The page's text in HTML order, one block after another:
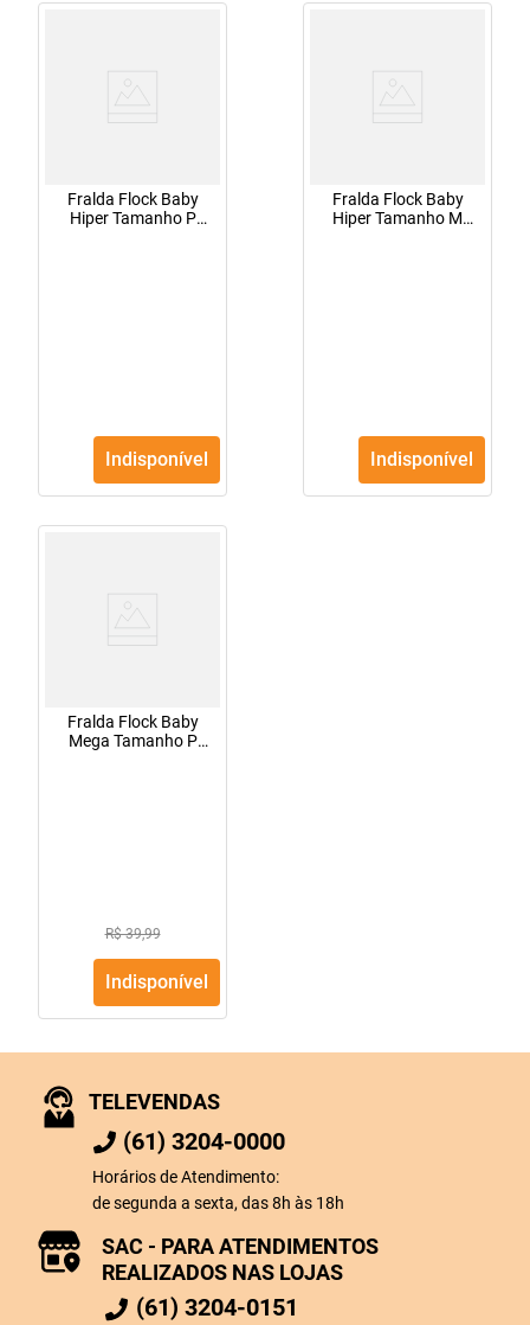
Fralda Flock Baby
Hiper Tamanho P
Indisponível
Fralda Flock Baby
Hiper Tamanho M
Indisponível
Fralda Flock Baby
Mega Tamanho P
R$ 39,99
Indisponível
TELEVENDAS
(61) 3204-0000
Horários de Atendimento:
de segunda a sexta, das 8h às 18h
SAC - PARA ATENDIMENTOS
REALIZADOS NAS LOJAS
(61) 3204-0151